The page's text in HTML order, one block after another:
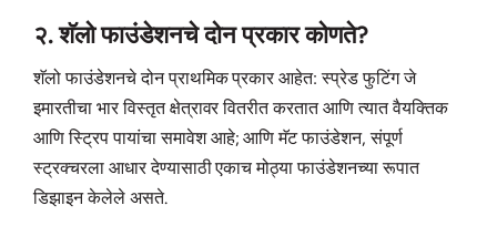
२. शॅलो फाउंडेशनचे दोन प्रकार कोणते?
शॅलो फाउंडेशनचे दोन प्राथमिक प्रकार आहेत: स्प्रेड फुटिंग जे
इमारतीचा भार विस्तृत क्षेत्रावर वितरीत करतात आणि त्यात वैयक्तिक
आणि स्ट्रिप पायांचा समावेश आहे; आणि मॅट फाउंडेशन, संपूर्ण
स्ट्रक्चरला आधार देण्यासाठी एकाच मोठ्या फाउंडेशनच्या रूपात
डिझाइन केलेले असते.